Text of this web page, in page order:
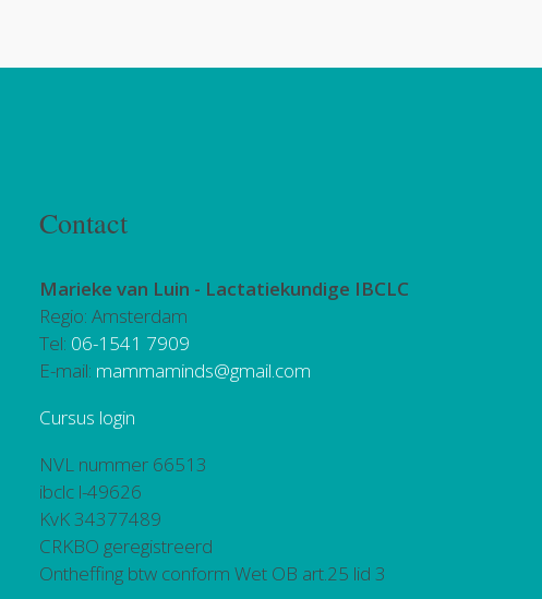
Contact
Marieke van Luin - Lactatiekundige IBCLC
Regio: Amsterdam
Tel: 06-1541 7909
E-mail: mammaminds@gmail.com
Cursus login
NVL nummer 66513
ibclc l-49626
KvK 34377489
CRKBO geregistreerd
Ontheffing btw conform Wet OB art.25 lid 3